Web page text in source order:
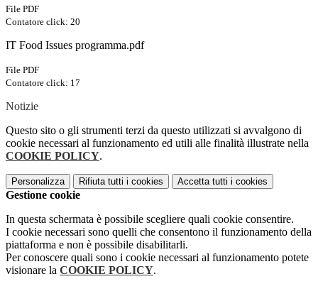
File PDF
Contatore click: 20
IT Food Issues programma.pdf
File PDF
Contatore click: 17
Notizie
Questo sito o gli strumenti terzi da questo utilizzati si avvalgono di
cookie necessari al funzionamento ed utili alle finalità illustrate nella
COOKIE POLICY.
Personalizza Rifiuta tutti i cookies Accetta tutti i cookies
Gestione cookie
In questa schermata è possibile scegliere quali cookie consentire.
I cookie necessari sono quelli che consentono il funzionamento della
piattaforma e non è possibile disabilitarli.
Per conoscere quali sono i cookie necessari al funzionamento potete
visionare la COOKIE POLICY.